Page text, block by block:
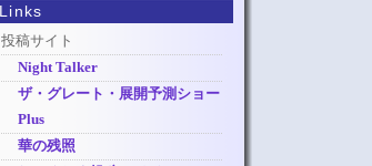
Links
投稿サイト
Night Talker
ザ・グレート・展開予測ショー
Plus
華の残照